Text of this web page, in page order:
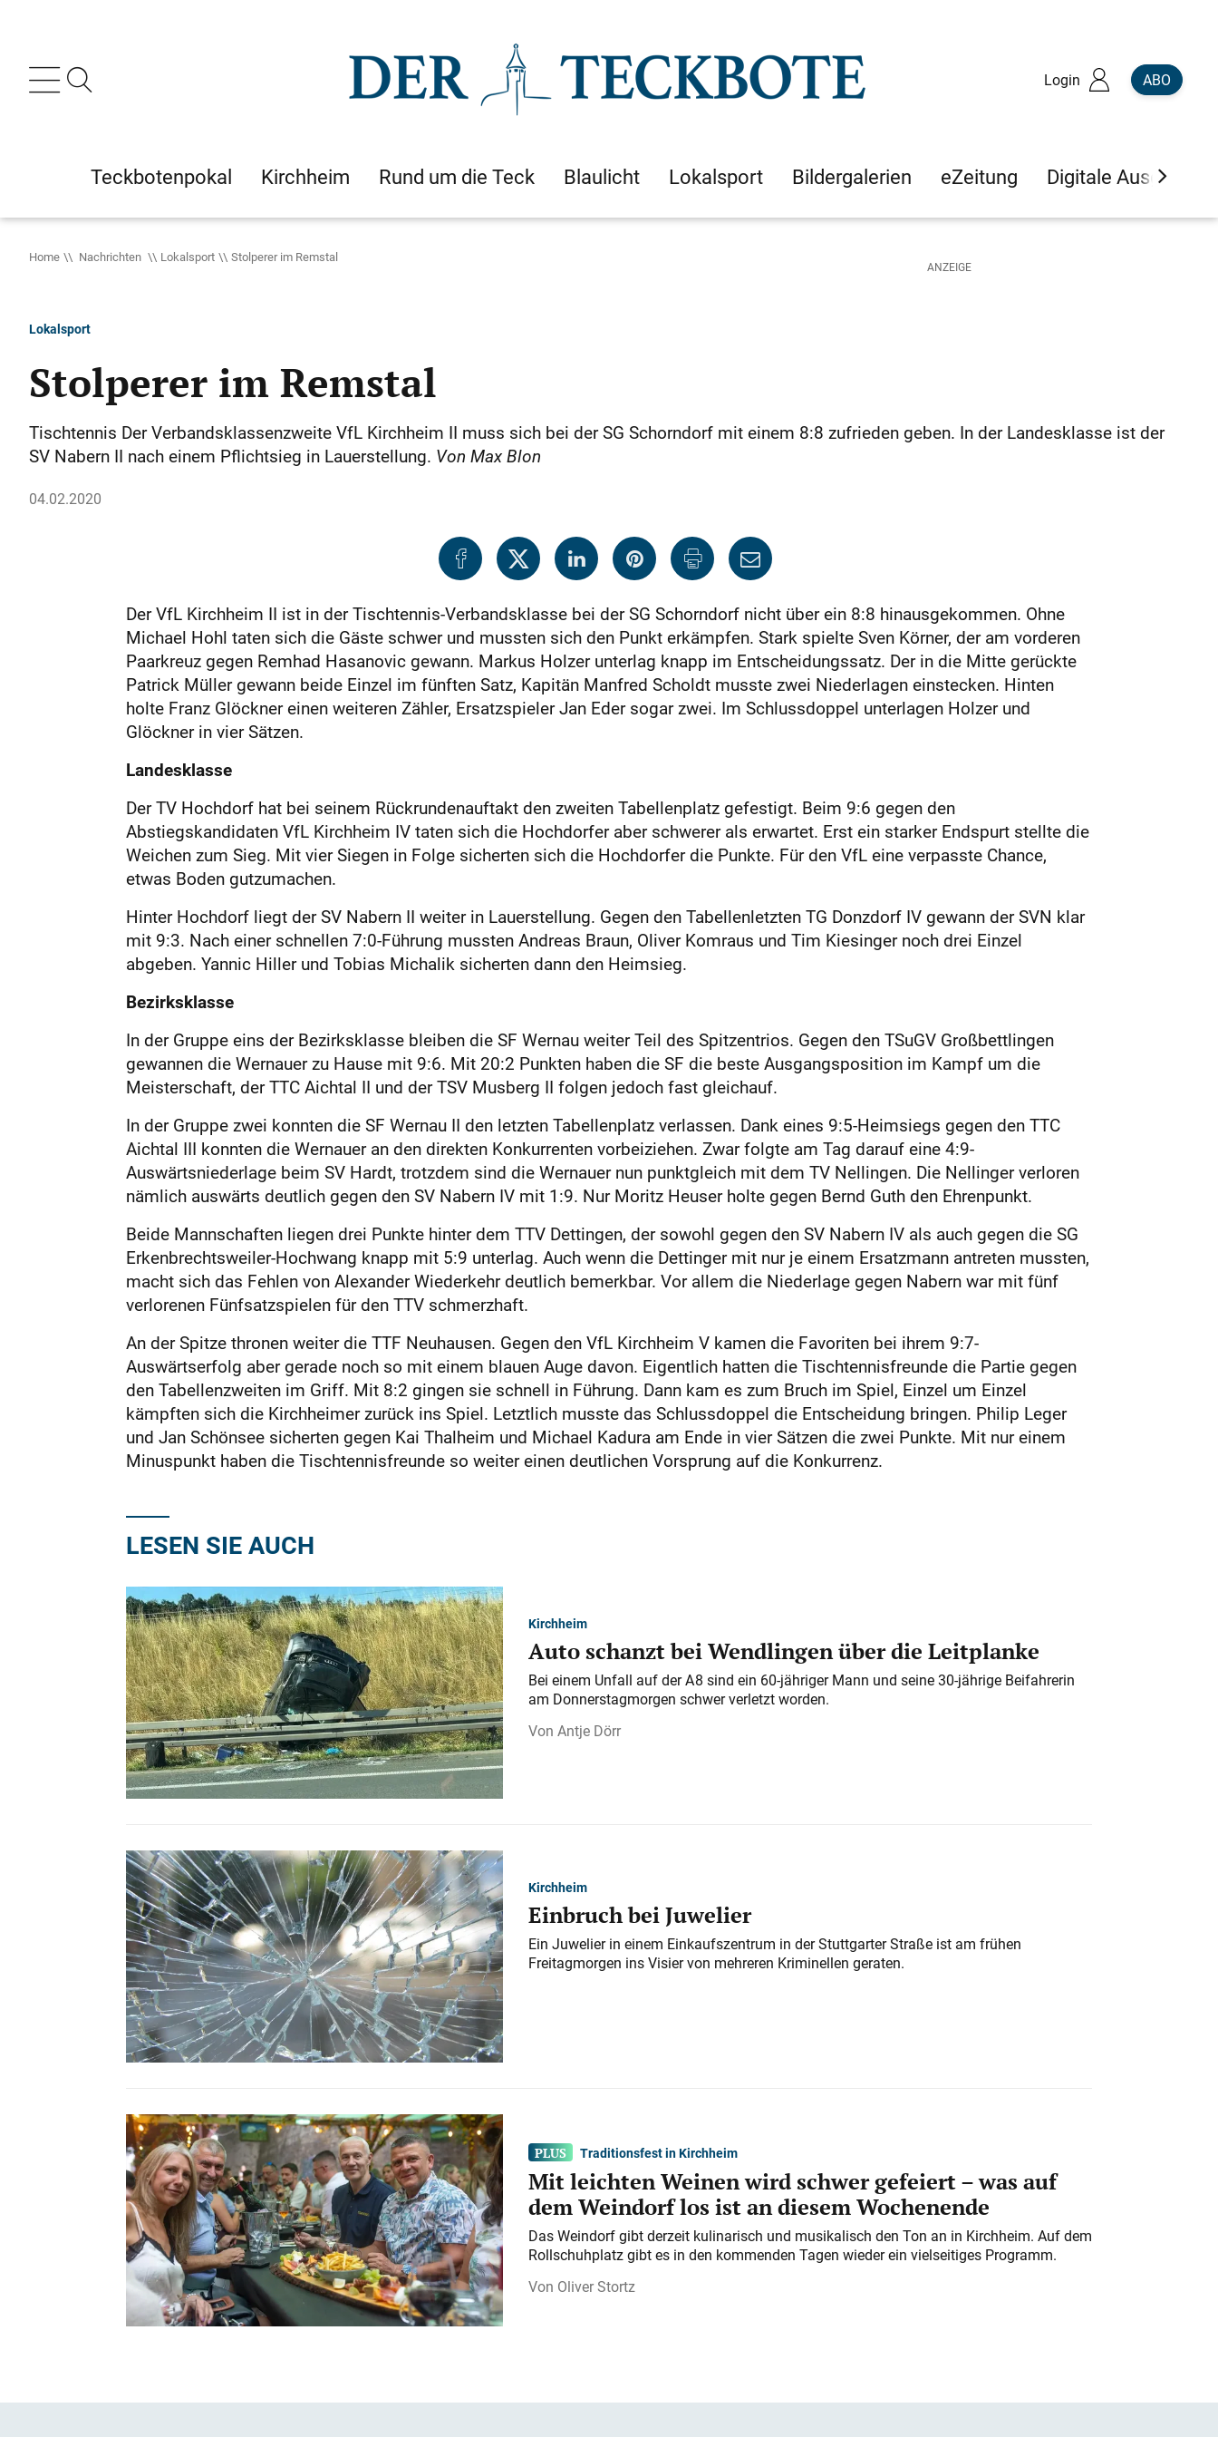
Login ABO
Teckbotenpokal Kirchheim Rund um die Teck Blaulicht Lokalsport Bildergalerien eZeitung Digitale Ausgaben
Home Nachrichten Lokalsport Stolperer im Remstal
Lokalsport
Stolperer im Remstal
Tischtennis Der Verbandsklassenzweite VfL Kirchheim II muss sich bei der SG Schorndorf mit einem 8:8 zufrieden geben. In der Landesklasse ist der
SV Nabern II nach einem Pflichtsieg in Lauerstellung. Von Max Blon
04.02.2020
Der VfL Kirchheim II ist in der Tischtennis-Verbandsklasse bei der SG Schorndorf nicht über ein 8:8 hinausgekommen. Ohne
Michael Hohl taten sich die Gäs­te schwer und mussten sich den Punkt erkämpfen. Stark spielte Sven Körner, der am vorderen
Paarkreuz gegen Remhad Hasanovic gewann. Markus Holzer unterlag knapp im Entscheidungssatz. Der in die Mitte gerückte
Patrick Müller gewann beide Einzel im fünften Satz, Kapitän Manfred Scholdt musste zwei Niederlagen einstecken. Hinten
holte Franz Glöckner einen weiteren Zähler, Ersatzspieler Jan Eder sogar zwei. Im Schlussdoppel unterlagen Holzer und
Glöckner in vier Sätzen.
Landesklasse
Der TV Hochdorf hat bei seinem Rückrundenauftakt den zweiten Tabellenplatz gefestigt. Beim 9:6 gegen den
Abstiegskandidaten VfL Kirchheim IV taten sich die Hochdorfer aber schwerer als erwartet. Erst ein starker Endspurt stellte die
Weichen zum Sieg. Mit vier Siegen in Folge sicherten sich die Hochdorfer die Punkte. Für den VfL eine verpasste Chance,
etwas Boden gutzumachen.
Hinter Hochdorf liegt der SV Nabern II weiter in Lauerstellung. Gegen den Tabellenletzten TG Donzdorf IV gewann der SVN klar
mit 9:3. Nach einer schnellen 7:0-Führung mussten Andreas Braun, Oliver Komraus und Tim Kiesinger noch drei Einzel
abgeben. Yannic Hiller und Tobias Michalik sicherten dann den Heimsieg.
Bezirksklasse
In der Gruppe eins der Bezirksklasse bleiben die SF Wernau weiter Teil des Spitzentrios. Gegen den TSuGV Großbettlingen
gewannen die Wernauer zu Hause mit 9:6. Mit 20:2 Punkten haben die SF die beste Ausgangsposition im Kampf um die
Meisterschaft, der TTC Aichtal II und der TSV Musberg II folgen jedoch fast gleichauf.
In der Gruppe zwei konnten die SF Wernau II den letzten Tabellenplatz verlassen. Dank eines 9:5-Heimsiegs gegen den TTC
Aichtal III konnten die Wernauer an den direkten Konkurrenten vorbeiziehen. Zwar folgte am Tag darauf eine 4:9-
Auswärtsniederlage beim SV Hardt, trotzdem sind die Wernauer nun punktgleich mit dem TV Nellingen. Die Nellinger verloren
nämlich auswärts deutlich gegen den SV Nabern IV mit 1:9. Nur Moritz Heuser holte gegen Bernd Guth den Ehrenpunkt.
Beide Mannschaften liegen drei Punkte hinter dem TTV Dettingen, der sowohl gegen den SV Nabern IV als auch gegen die SG
Erkenbrechtsweiler-Hochwang knapp mit 5:9 unterlag. Auch wenn die Dettinger mit nur je einem Ersatzmann antreten mussten,
macht sich das Fehlen von Alexander Wiederkehr deutlich bemerkbar. Vor allem die Niederlage gegen Nabern war mit fünf
verlorenen Fünfsatzspielen für den TTV schmerzhaft.
An der Spitze thronen weiter die TTF Neuhausen. Gegen den VfL Kirchheim V kamen die Favoriten bei ihrem 9:7-
Auswärtserfolg aber gerade noch so mit einem blauen Auge davon. Eigentlich hatten die Tischtennisfreunde die Partie gegen
den Tabellenzweiten im Griff. Mit 8:2 gingen sie schnell in Führung. Dann kam es zum Bruch im Spiel, Einzel um Einzel
kämpften sich die Kirchheimer zurück ins Spiel. Letztlich musste das Schlussdoppel die Entscheidung bringen. Philip Leger
und Jan Schönsee sicherten gegen Kai Thalheim und Michael Kadura am Ende in vier Sätzen die zwei Punkte. Mit nur einem
Minuspunkt haben die Tischtennisfreunde so weiter einen deutlichen Vorsprung auf die Konkurrenz.
LESEN SIE AUCH
Kirchheim
Auto schanzt bei Wendlingen über die Leitplanke
Bei einem Unfall auf der A 8 sind ein 60-jähriger Mann und seine 30-jährige Beifahrerin
am Donnerstagmorgen schwer verletzt worden.
Antje Dörr
Kirchheim
Einbruch bei Juwelier
Ein Juwelier in einem Einkaufszentrum in der Stuttgarter Straße ist am frühen
Freitagmorgen ins Visier von mehreren Kriminellen geraten.
Traditionsfest in Kirchheim
Mit leichten Weinen wird schwer gefeiert – was auf
dem Weindorf los ist an diesem Wochenende
Das Weindorf gibt derzeit kulinarisch und musikalisch den Ton an in Kirchheim. Auf dem
Rollschuhplatz gibt es in den kommenden Tagen wieder ein vielseitiges Programm.
Oliver Stortz